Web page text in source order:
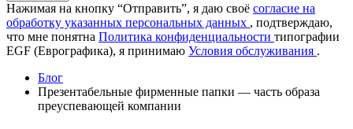
Нажимая на кнопку “Отправить”, я даю своё согласие на
обработку указанных персональных данных , подтверждаю,
что мне понятна Политика конфиденциальности типографии
EGF (Еврографика), я принимаю Условия обслуживания .
Блог
Презентабельные фирменные папки — часть образа
преуспевающей компании